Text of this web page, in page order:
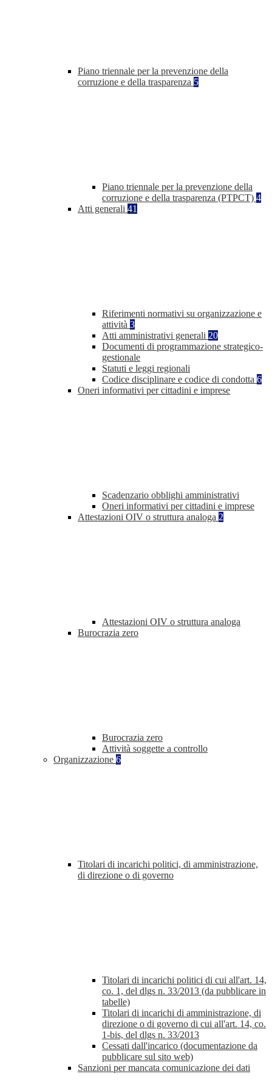
Piano triennale per la prevenzione della
corruzione e della trasparenza 5
Piano triennale per la prevenzione della
corruzione e della trasparenza (PTPCT) 4
Atti generali 41
Riferimenti normativi su organizzazione e
attività 3
Atti amministrativi generali 20
Documenti di programmazione strategico-
gestionale
Statuti e leggi regionali
Codice disciplinare e codice di condotta 6
Oneri informativi per cittadini e imprese
Scadenzario obblighi amministrativi
Oneri informativi per cittadini e imprese
Attestazioni OIV o struttura analoga 2
Attestazioni OIV o struttura analoga
Burocrazia zero
Burocrazia zero
Attività soggette a controllo
Organizzazione 6
Titolari di incarichi politici, di amministrazione,
di direzione o di governo
Titolari di incarichi politici di cui all'art. 14,
co. 1, del dlgs n. 33/2013 (da pubblicare in
tabelle)
Titolari di incarichi di amministrazione, di
direzione o di governo di cui all'art. 14, co.
1-bis, del dlgs n. 33/2013
Cessati dall'incarico (documentazione da
pubblicare sul sito web)
Sanzioni per mancata comunicazione dei dati